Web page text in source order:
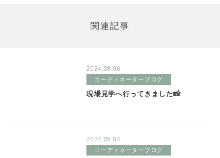
関連記事
2024.08.06
コーディネーターブログ
現場見学へ行ってきました📸
2024.05.04
コーディネーターブログ